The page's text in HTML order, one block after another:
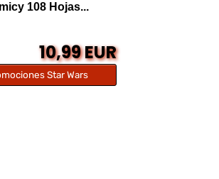
108 Hojas...
10,99 EUR
Star Wars